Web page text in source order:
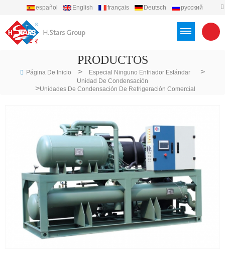
español English français Deutsch
русский
PRODUCTOS
Página De Inicio > Especial Ninguno Enfriador Estándar >
Unidad De Condensación
>Unidades De Condensación De Refrigeración Comercial